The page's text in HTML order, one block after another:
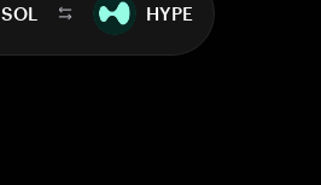
SOL HYPE